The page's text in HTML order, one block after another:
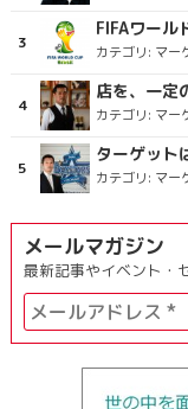
FIFAワール
カテゴリ: マー
店を、一定
カテゴリ: マー
ターゲット
カテゴリ: マー
メールマガジン
最新記事やイベント・